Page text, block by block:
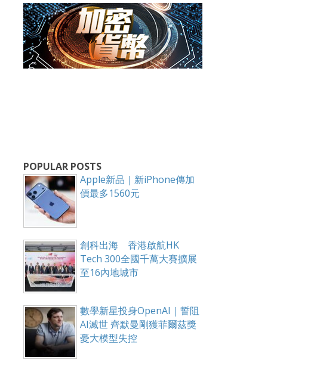
POPULAR POSTS
Apple新品｜新iPhone傳加
價最多1560元
創科出海 香港啟航HK
Tech 300全國千萬大賽擴展
至16內地城市
數學新星投身OpenAI｜誓阻
AI滅世 齊默曼剛獲菲爾茲獎
憂大模型失控